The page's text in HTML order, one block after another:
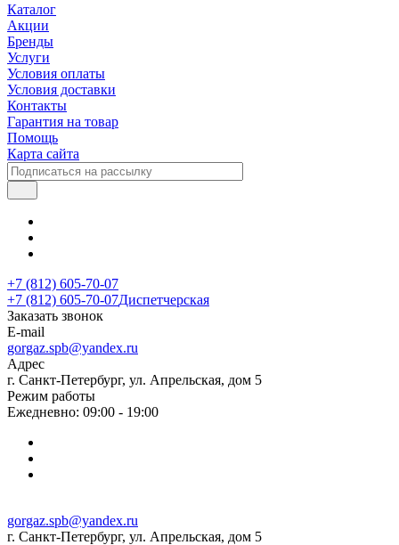
Каталог
Акции
Бренды
Услуги
Условия оплаты
Условия доставки
Контакты
Гарантия на товар
Помощь
Карта сайта
+7 (812) 605-70-07
+7 (812) 605-70-07Диспетчерская
Заказать звонок
E-mail
gorgaz.spb@yandex.ru
Адрес
г. Санкт-Петербург, ул. Апрельская, дом 5
Режим работы
Ежедневно: 09:00 - 19:00
gorgaz.spb@yandex.ru
г. Санкт-Петербург, ул. Апрельская, дом 5